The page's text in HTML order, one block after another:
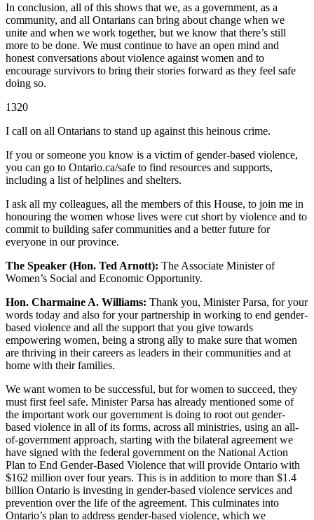
In conclusion, all of this shows that we, as a government, as a
community, and all Ontarians can bring about change when we
unite and when we work together, but we know that there’s still
more to be done. We must continue to have an open mind and
honest conversations about violence against women and to
encourage survivors to bring their stories forward as they feel safe
doing so.
1320
I call on all Ontarians to stand up against this heinous crime.
If you or someone you know is a victim of gender-based violence,
you can go to Ontario.ca/safe to find resources and supports,
including a list of helplines and shelters.
I ask all my colleagues, all the members of this House, to join me in
honouring the women whose lives were cut short by violence and to
commit to building safer communities and a better future for
everyone in our province.
The Speaker (Hon. Ted Arnott): The Associate Minister of
Women’s Social and Economic Opportunity.
Hon. Charmaine A. Williams: Thank you, Minister Parsa, for your
words today and also for your partnership in working to end gender-
based violence and all the support that you give towards
empowering women, being a strong ally to make sure that women
are thriving in their careers as leaders in their communities and at
home with their families.
We want women to be successful, but for women to succeed, they
must first feel safe. Minister Parsa has already mentioned some of
the important work our government is doing to root out gender-
based violence in all of its forms, across all ministries, using an all-
of-government approach, starting with the bilateral agreement we
have signed with the federal government on the National Action
Plan to End Gender-Based Violence that will provide Ontario with
$162 million over four years. This is in addition to more than $1.4
billion Ontario is investing in gender-based violence services and
prevention over the life of the agreement. This culminates into
Ontario’s plan to address gender-based violence, which we